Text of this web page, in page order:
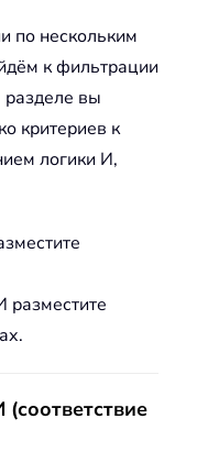
по нескольким
к фильтрации
разделе вы
критериев к
логики И,